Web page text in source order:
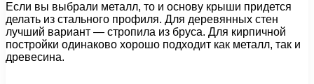
Если вы выбрали металл, то и основу крыши придется
делать из стального профиля. Для деревянных стен
лучший вариант — стропила из бруса. Для кирпичной
постройки одинаково хорошо подходит как металл, так и
древесина.